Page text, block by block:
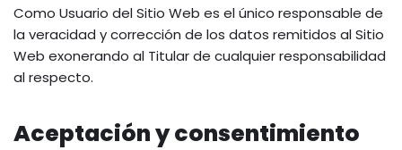
Como Usuario del Sitio Web es el único responsable de
la veracidad y corrección de los datos remitidos al Sitio
Web exonerando al Titular de cualquier responsabilidad
al respecto.
Aceptación y consentimiento